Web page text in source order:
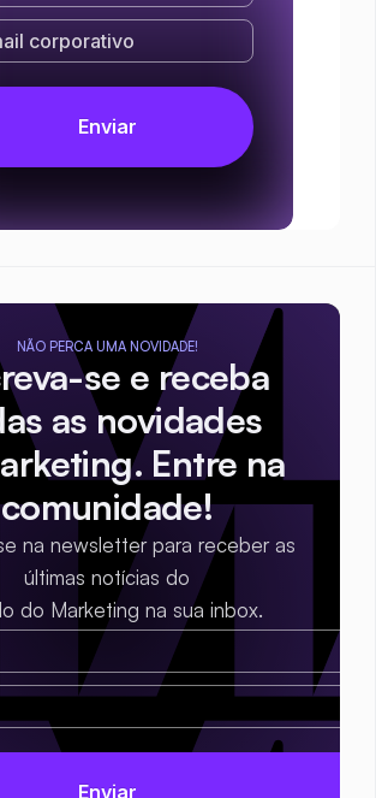
NÃO PERCA UMA NOVIDADE!
se e receba
as novidades
Entre na
comunidade!
na newsletter para receber as
últimas notícias do
do Marketing na sua inbox.